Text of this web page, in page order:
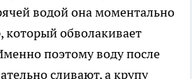
водой она моментально
который обволакивает
поэтому воду после
сливают, а крупу